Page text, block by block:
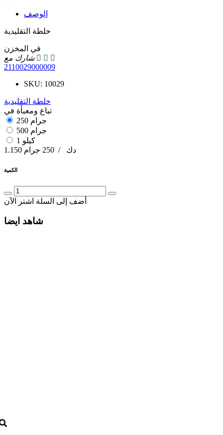
الوصف
خلطة التقليدية
في المخزن
شارك مع
2110029000009
SKU: 10029
خلطة التقليدية
تباع ومعبأة في
250 جرام
500 جرام
1 كيلو
1.150
دك / 250 جرام
الكمية
أضف إلى السلة اشتر الآن
شاهد ايضا